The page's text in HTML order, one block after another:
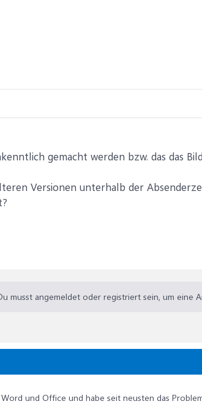
gemacht werden bzw. das das
Versionen unterhalb der
musst angemeldet oder registriert sein, um eine
und Office und habe seit neusten das